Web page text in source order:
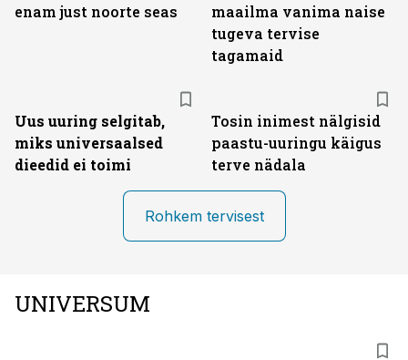
enam just noorte seas
maailma vanima naise
tugeva tervise
tagamaid
Uus uuring selgitab,
miks universaalsed
dieedid ei toimi
Tosin inimest nälgisid
paastu-uuringu käigus
terve nädala
Rohkem tervisest
UNIVERSUM